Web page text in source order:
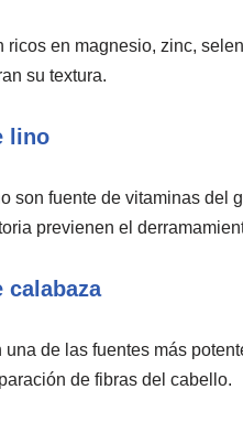
ricos en magnesio, zinc,
su textura.
lino
son fuente de vitaminas del
previenen el
calabaza
una de las fuentes más
de fibras del cabello.